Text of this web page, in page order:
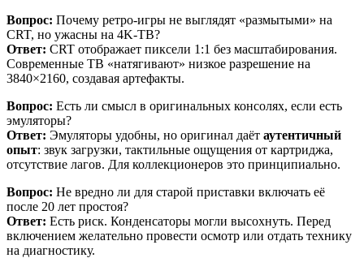
Вопрос: Почему ретро-игры не выглядят «размытыми» на
CRT, но ужасны на 4K-ТВ?
Ответ: CRT отображает пиксели 1:1 без масштабирования.
Современные ТВ «натягивают» низкое разрешение на
3840×2160, создавая артефакты.
Вопрос: Есть ли смысл в оригинальных консолях, если есть
эмуляторы?
Ответ: Эмуляторы удобны, но оригинал даёт аутентичный
опыт: звук загрузки, тактильные ощущения от картриджа,
отсутствие лагов. Для коллекционеров это принципиально.
Вопрос: Не вредно ли для старой приставки включать её
после 20 лет простоя?
Ответ: Есть риск. Конденсаторы могли высохнуть. Перед
включением желательно провести осмотр или отдать технику
на диагностику.